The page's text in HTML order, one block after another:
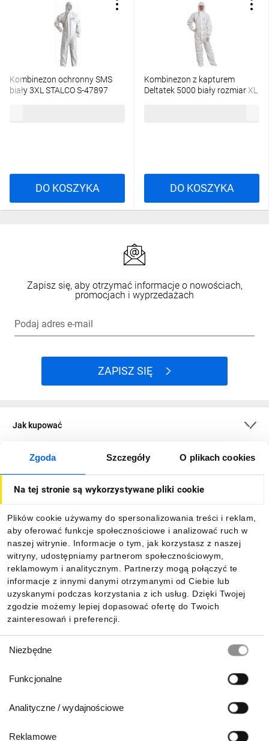
Zgoda Szczegóły O plikach cookies
Na tej stronie są wykorzystywane pliki cookie
Plików cookie używamy do spersonalizowania treści i reklam,
aby oferować funkcje społecznościowe i analizować ruch w
naszej witrynie. Informacje o tym, jak korzystasz z naszej
witryny, udostępniamy partnerom społecznościowym,
reklamowym i analitycznym. Partnerzy mogą połączyć te
informacje z innymi danymi otrzymanymi od Ciebie lub
uzyskanymi podczas korzystania z ich usług. Dzięki Twojej
zgodzie możemy lepiej dopasować ofertę do Twoich
zainteresowań i preferencji.
zgody
Niezbędne
Funkcjonalne
Analityczne / wydajnościowe
Reklamowe
Kombinezon ochronny SMS
biały 3XL STALCO S-47897
DO KOSZYKA
Kombinezon z kapturem
Deltatek 5000 biały rozmiar XL
DO KOSZYKA
Zapisz się, aby otrzymać informacje o nowościach,
promocjach i wyprzedażach
Podaj adres e-mail
ZAPISZ SIĘ
Jak kupować
O firmie
Informacje
Pobierz naszą aplikację mobilną: